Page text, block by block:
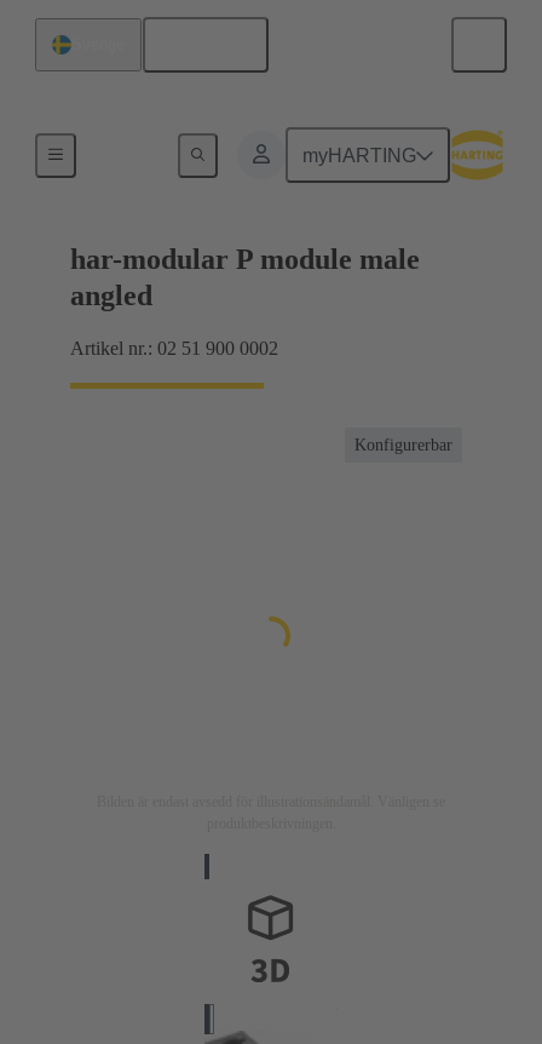
myHARTING
Förbindning moderkort till dotterkort
har-modular P module male
angled
Artikel nr.: 02 51 900 0002
Konfigurerbar